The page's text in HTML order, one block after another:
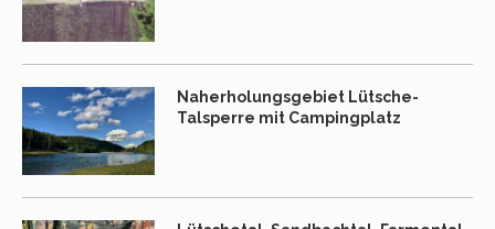
Naherholungsgebiet Lütsche-
Talsperre mit Campingplatz